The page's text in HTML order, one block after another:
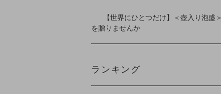
【世界にひとつだけ】＜壺入り泡盛＞
を贈りませんか
ランキング